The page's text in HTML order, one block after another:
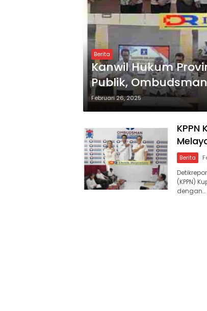
Berita
Kanwil Hukum
Publik,
Februari 26, 2025
KPPN
Berita
(KPPN)
dengan…